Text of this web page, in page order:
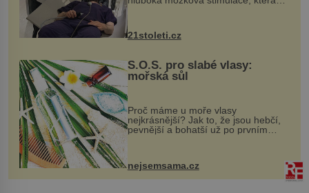
však vyžaduje vysoce invazivní
zákrok. Ultrazvuk zase není vhodný
k dostatečně přesnému zacílení ...
21stoleti.cz
S.O.S. pro slabé vlasy:
mořská sůl
Proč máme u moře vlasy
nejkrásnější? Jak to, že jsou hebčí,
pevnější a bohatší už po prvním
vlasy. ...
nejsemsama.cz